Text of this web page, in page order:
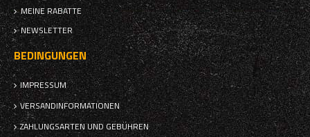
MEINE RABATTE
NEWSLETTER
BEDINGUNGEN
IMPRESSUM
VERSANDINFORMATIONEN
ZAHLUNGSARTEN UND GEBÜHREN